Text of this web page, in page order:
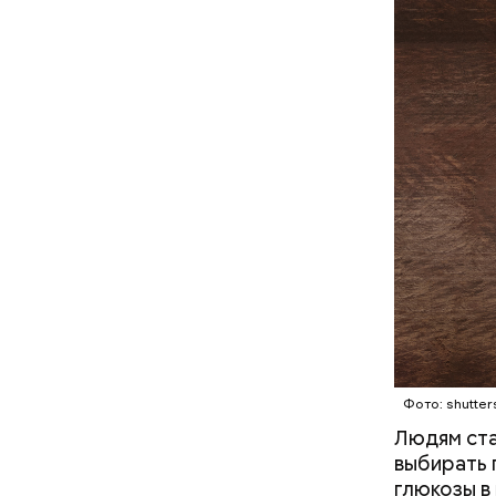
Фото:
Людям
выбирать
глюкозы
Вред
Фото:
А врач-